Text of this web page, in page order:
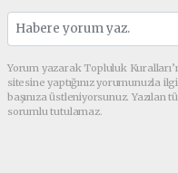
Yorum yazarak Topluluk
sitesine yaptığınız yorumunuzla
başınıza üstleniyorsunuz.
sorumlu tutulamaz.